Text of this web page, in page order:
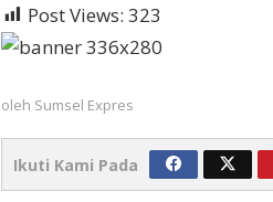
Post Views: 323
oleh Sumsel Expres
Ikuti Kami Pada